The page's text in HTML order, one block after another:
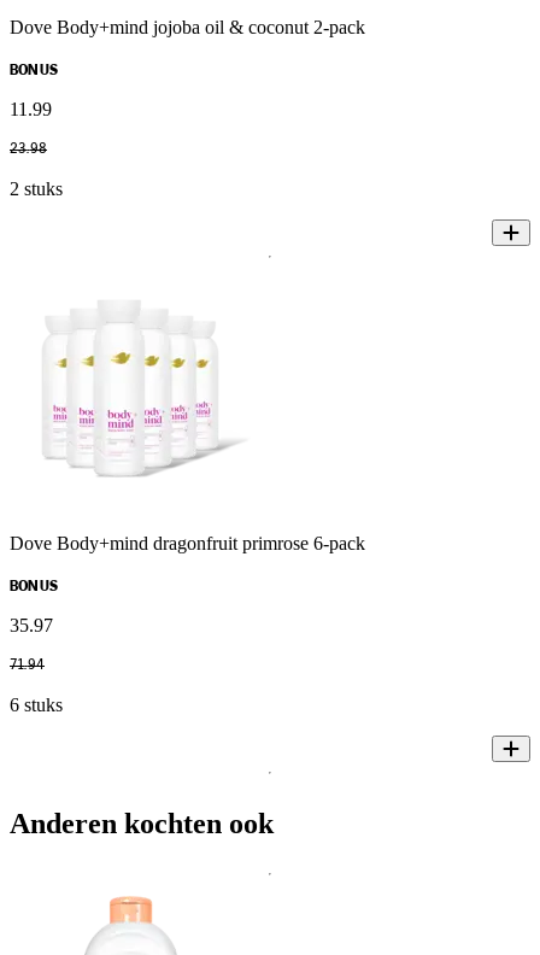
Dove Body+mind jojoba oil & coconut 2-pack
BONUS
11 .99
23.98
2 stuks
Dove Body+mind dragonfruit primrose 6-pack
BONUS
35.97
71.94
6 stuks
Anderen kochten ook